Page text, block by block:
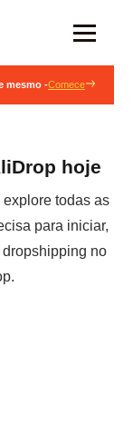
mesmo -Comece
hoje
todas as
para iniciar,
no